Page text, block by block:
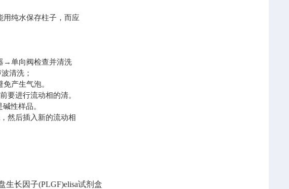
用纯水保存柱子，而应
→单向阀检查并清洗
清洗；
产生气泡。
要进行流动相的清。
性样品。
然后插入新的流动相
生长因子(PLGF)elisa试剂盒